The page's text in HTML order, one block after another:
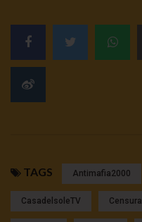
TAGS Antimafia2000
CasadelsoleTV Censura